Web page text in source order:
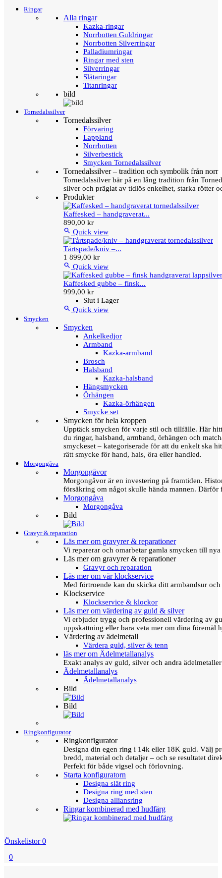
Ringar
Alla ringar
Kazka-ringar
Norrbotten Guldringar
Norrbotten Silverringar
Palladiumringar
Ringar med sten
Silverringar
Slätaringar
Titanringar
bild
Tornedalssilver
Tornedalssilver
Förvaring
Lappland
Norrbotten
Silverbestick
Smycken Tornedalssilver
Tornedalssilver – tradition och symbolik från norr
Tornedalssilver bär på en lång tradition från
silver och präglat av tidlös enkelhet, starka rötter
Produkter
Kaffesked – handgraverat...
890,00 kr
 Quick view
Tårtspade/kniv –...
1 899,00 kr
 Quick view
Kaffesked gubbe – finsk...
999,00 kr
Slut i Lager
 Quick view
Smycken
Smycken
Ankelkedjor
Armband
Kazka-armband
Brosch
Halsband
Kazka-halsband
Hängsmycken
Örhängen
Kazka-örhängen
Smycke set
Smycken för hela kroppen
Upptäck smycken för varje stil och tillfälle. Här
du ringar, halsband, armband, örhängen och
smyckeset – kategoriserade för att du enkelt ska
rätt smycke för hand, hals, öra eller handled.
Morgongåva
Morgongåvor
Morgongåvor är en investering på framtiden.
försäkring om något skulle hända mannen.
Morgongåva
Morgongåva
Bild
Gravyr & reparation
Läs mer om gravyrer & reparationer
Vi reparerar och omarbetar gamla smycken till
Läs mer om gravyrer & reparationer
Gravyr och reparation
Läs mer om vår klockservice
Med förtroende kan du skicka ditt armbandsur
Klockservice
Klockservice & klockor
Läs mer om värdering av guld & silver
Vi erbjuder trygg och professionell värdering av
uppskattning eller bara veta mer om dina föremål
Värdering av ädelmetall
Värdera guld, silver & tenn
läs mer om Ädelmetallanalys
Exakt analys av guld, silver och andra
Ädelmetallanalys
Ädelmetallanalys
Bild
Bild
Ringkonfigurator
Ringkonfigurator
Designa din egen ring i 14k eller 18K guld. Välj
bredd, material och detaljer – och se resultatet
Perfekt för både vigsel och förlovning.
Starta konfiguratorn
Designa slät ring
Designa ring med sten
Designa alliansring
Ringar kombinerad med hudfärg
Önskelistor 0
0